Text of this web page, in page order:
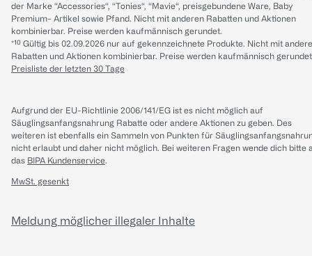
der Marke “Accessories“, “Tonies“, “Mavie“, preisgebundene Ware, Baby
Premium- Artikel sowie Pfand. Nicht mit anderen Rabatten und Aktionen
kombinierbar. Preise werden kaufmännisch gerundet.
*¹⁰ Gültig bis 02.09.2026 nur auf gekennzeichnete Produkte. Nicht mit
Rabatten und Aktionen kombinierbar. Preise werden kaufmännisch
Preisliste der letzten 30 Tage
Aufgrund der EU-Richtlinie 2006/141/EG ist es nicht möglich auf
Säuglingsanfangsnahrung Rabatte oder andere Aktionen zu geben. Des
weiteren ist ebenfalls ein Sammeln von Punkten für
nicht erlaubt und daher nicht möglich. Bei weiteren Fragen wende dich bitte
das BIPA Kundenservice.
MwSt. gesenkt
Meldung möglicher illegaler Inhalte